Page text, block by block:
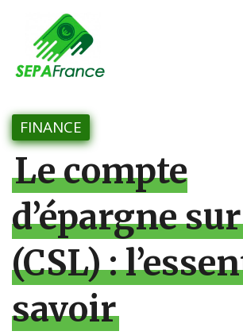
FINANCE
Le compte
d’épargne
(CSL) :
savoir